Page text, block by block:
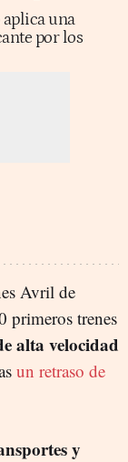
una
por los
Avril de
primeros trenes
alta velocidad
un retraso de
y